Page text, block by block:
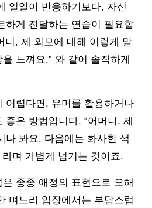
일일이 반응하기보다, 자신
하게 전달하는 연습이 필요합
니, 제 외모에 대해 이렇게 말
느껴요.” 와 같이 솔직하게
어렵다면, 유머를 활용하거나
좋은 방법입니다. “어머니, 제
나 봐요. 다음에는 화사한 색
며 가볍게 넘기는 것이죠.
종종 애정의 표현으로 오해
며느리 입장에서는 부담스럽